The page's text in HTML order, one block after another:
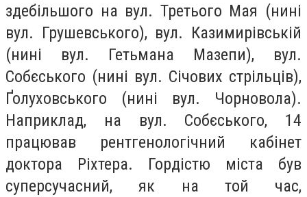
здебільшого на вул. Третього Мая (нині
вул. Грушевського), вул. Казимирівській
(нині вул. Гетьмана Мазепи), вул.
Собєського (нині вул. Січових стрільців),
Ґолуховського (нині вул. Чорновола).
Наприклад, на вул. Собєського, 14
працював рентгенологічний кабінет
доктора Ріхтера. Гордістю міста був
суперсучасний, як на той час,